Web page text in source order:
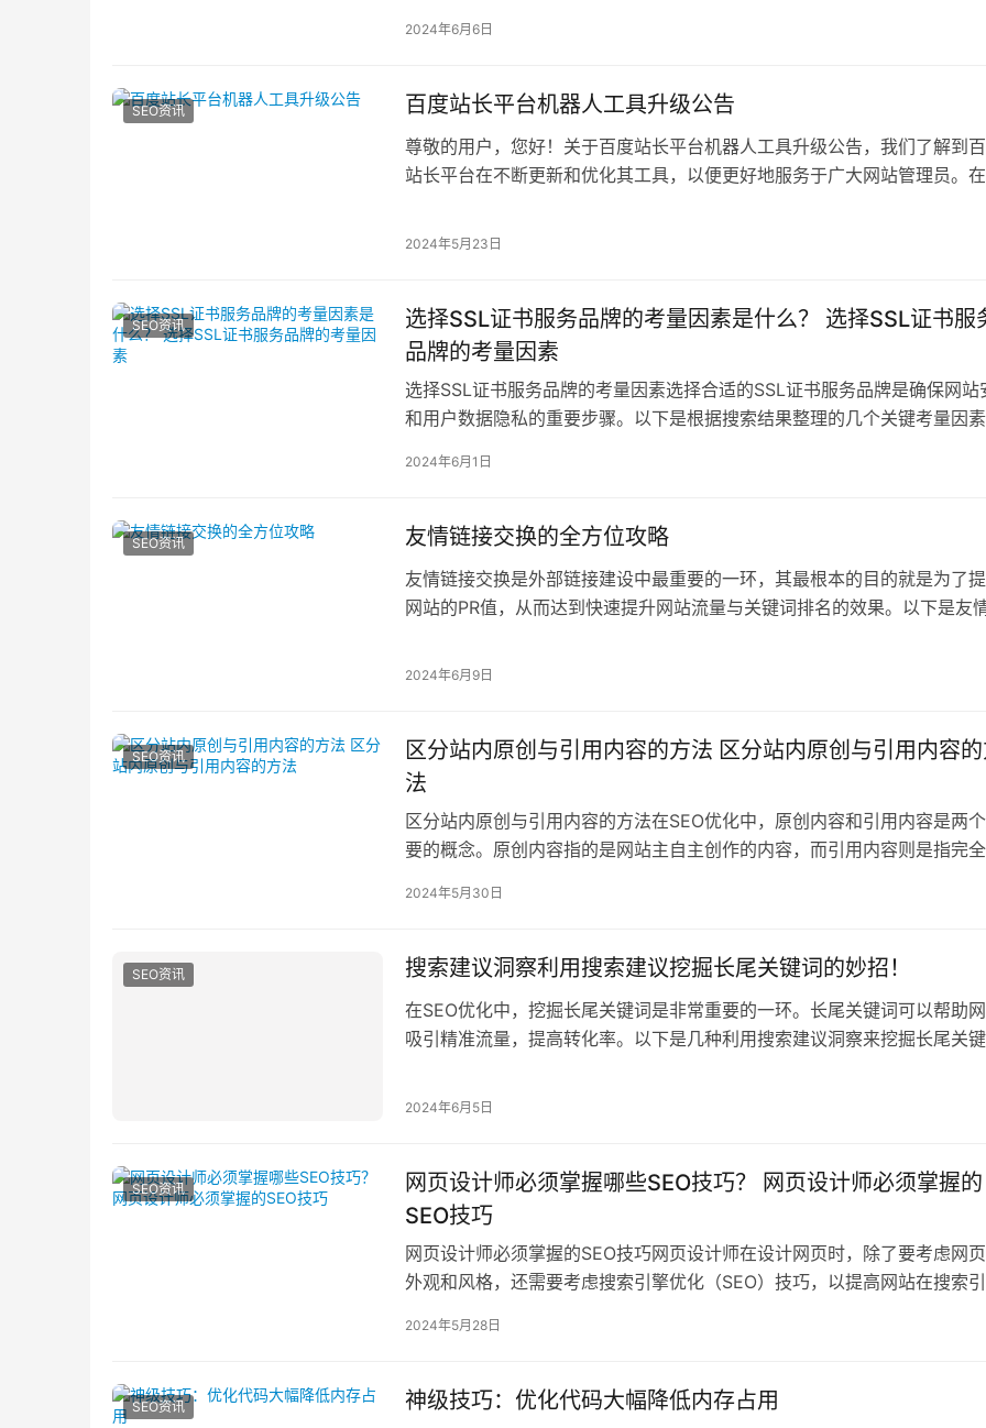
2024年6月6日
SEO资讯 百度站长平台机器人工具升级公告
尊敬的用户，您好！关于百度站长平台机器人工具升级公告，我们了解到
站长平台在不断更新和优化其工具，以便更好地服务于广大网站管理员。在
2024年5月23日
SEO资讯
选择SSL证书服务品牌的考量因素是什么？ 选择SSL证书服
品牌的考量因素
选择SSL证书服务品牌的考量因素选择合适的SSL证书服务品牌是确保网站
和用户数据隐私的重要步骤。以下是根据搜索结果整理的几个关键考量因素
2024年6月1日
SEO资讯 友情链接交换的全方位攻略
友情链接交换是外部链接建设中最重要的一环，其最根本的目的就是为了
网站的PR值，从而达到快速提升网站流量与关键词排名的效果。以下是友
2024年6月9日
SEO资讯
区分站内原创与引用内容的方法 区分站内原创与引用内容
法
区分站内原创与引用内容的方法在SEO优化中，原创内容和引用内容是两
要的概念。原创内容指的是网站主自主创作的内容，而引用内容则是指完全
2024年5月30日
SEO资讯 搜索建议洞察利用搜索建议挖掘长尾关键词的妙招！
在SEO优化中，挖掘长尾关键词是非常重要的一环。长尾关键词可以帮助
吸引精准流量，提高转化率。以下是几种利用搜索建议洞察来挖掘长尾关键
2024年6月5日
SEO资讯
网页设计师必须掌握哪些SEO技巧？ 网页设计师必须掌握的
SEO技巧
网页设计师必须掌握的SEO技巧网页设计师在设计网页时，除了要考虑网
外观和风格，还需要考虑搜索引擎优化（SEO）技巧，以提高网站在搜索引
2024年5月28日
SEO资讯 神级技巧：优化代码大幅降低内存占用